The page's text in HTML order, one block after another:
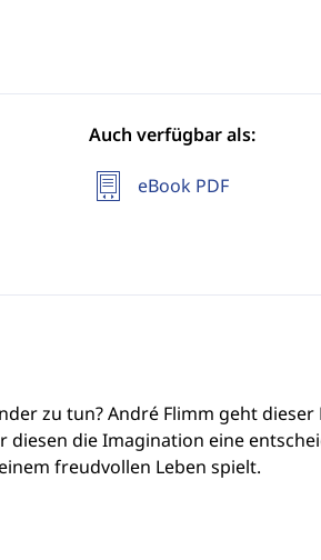
Auch verfügbar als:
eBook PDF
zu tun? André Flimm geht dieser
diesen die Imagination eine
freudvollen Leben spielt.